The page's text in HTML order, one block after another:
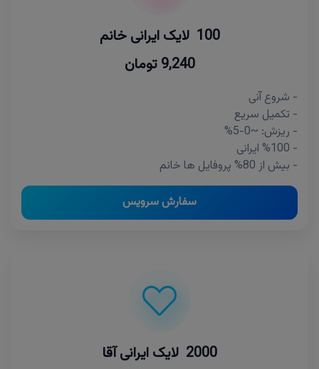
100 لایک ایرانی خانم
9,240 تومان
- شروع آنی
- تکمیل سریع
- ریزش: ~0-5%
- %100 ایرانی
- بیش از 80% پروفایل ها خانم
سفارش سرویس
2000 لایک ایرانی آقا